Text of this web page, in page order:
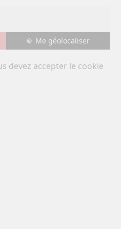
Me géolocaliser
devez accepter le cookie